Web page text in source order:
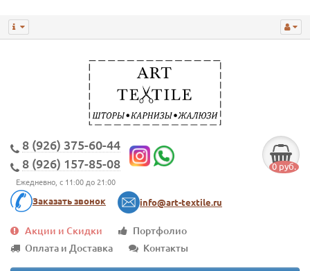
8 (926) 375-60-44
8 (926) 157-85-08
Ежедневно, с 11:00 до 21:00
Заказать звонок info@art-textile.ru
0 руб.
Акции и Скидки
Портфолио
Оплата и Доставка
Контакты